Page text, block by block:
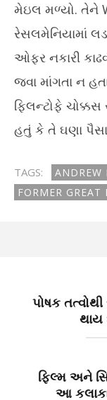
મેઇલ મળ્યો. તેને
રેસલમેનિયામાં
ઓફર નકારી
જવા માંગતા ન
ફ્લિન્ટોફે
હતું કે તે ઘણા
TAGS: ANDREW
FORMER GREAT
પોષક
થાય
ફિલ્મ અને
આ